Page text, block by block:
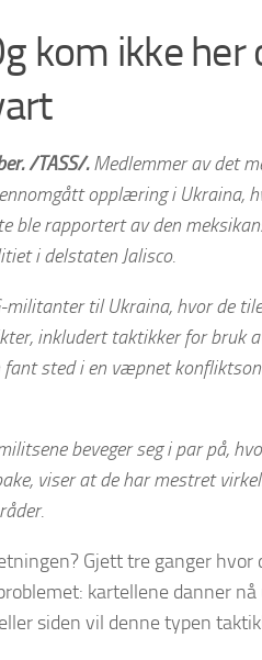
kom ikke
/TASS/.Medlemmer av det
opplæring i Ukraina,
ble rapportert av den
i delstaten Jalisco.
militanter til Ukraina, hvor de
inkludert taktikker for bruk
sted i en væpnet
beveger seg i par på,
viser at de har mestret
Gjett tre ganger
kartellene danner
siden vil denne typen